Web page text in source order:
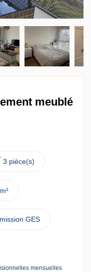
meublé
3 pièce(s)
GES
mensuelles